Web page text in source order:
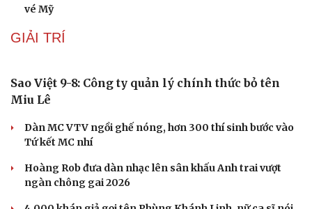
Giá xăng dầu hôm nay 8/8: Giá dầu giảm khi có tín hiệu
mở lại eo biển Hormuz
26.468 đồng/USD
nhận Cây chè Di sản
Nghệ An dự kiến bắn hơn 2.500 quả pháo hoa tại